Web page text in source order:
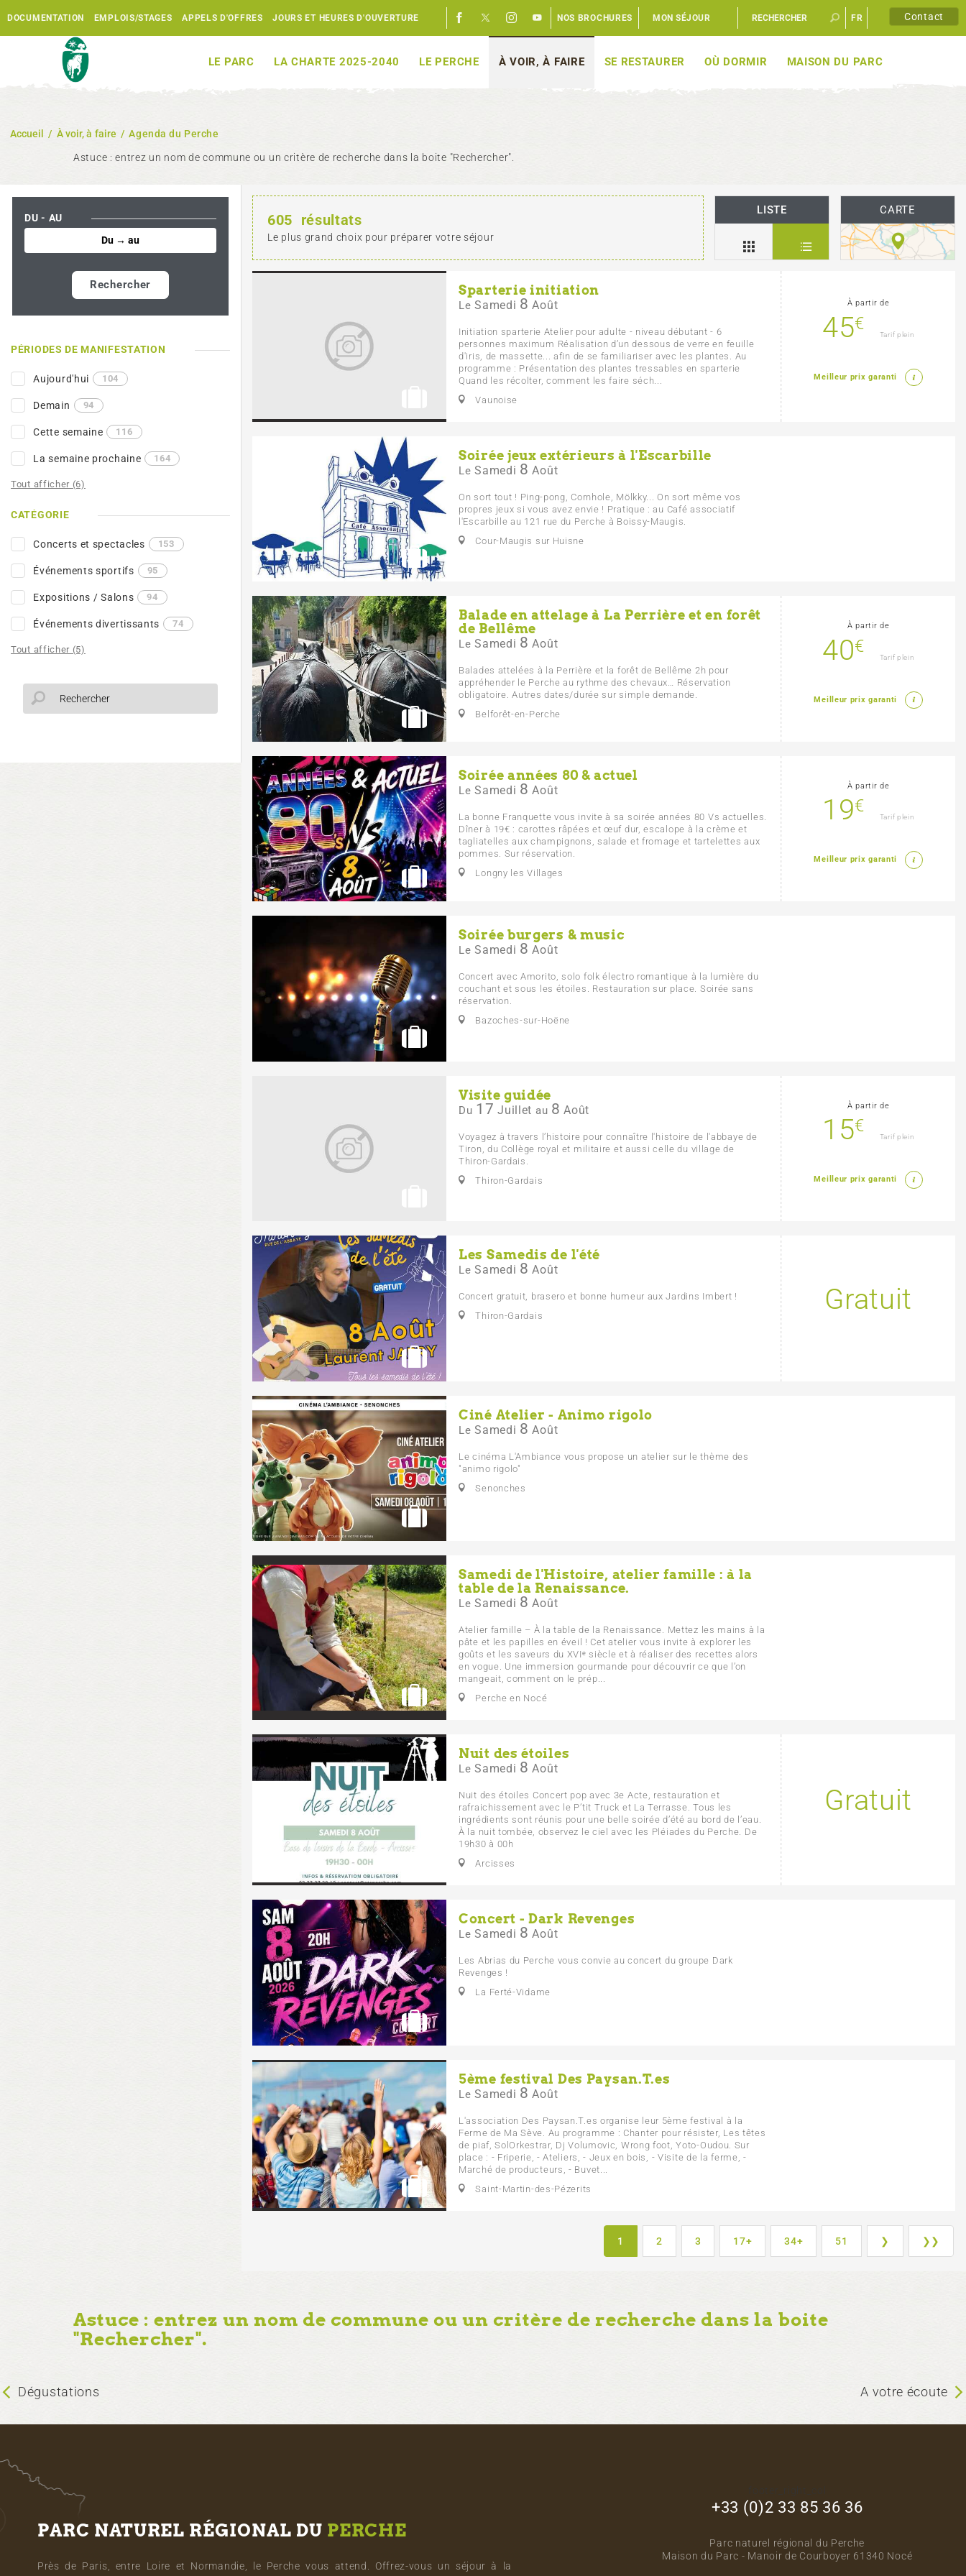
Contact
DOCUMENTATION EMPLOIS/STAGES APPELS D'OFFRES JOURS ET HEURES D'OUVERTURE FR
MON SÉJOUR
NOS BROCHURES
LE PARC LA CHARTE 2025-2040 LE PERCHE À VOIR, À FAIRE SE RESTAURER OÙ DORMIR MAISON DU PARC
Accueil / À voir, à faire / Agenda du Perche
Astuce : entrez un nom de commune ou un critère de recherche dans la boite "Rechercher".
DU - AU
Rechercher
PÉRIODES DE MANIFESTATION
Aujourd'hui 104
Demain 94
Cette semaine 116
La semaine prochaine 164
Tout afficher (6)
CATÉGORIE
Concerts et spectacles 153
Événements sportifs 95
Expositions / Salons 94
Événements divertissants 74
Tout afficher (5)
605 résultats
Le plus grand choix pour préparer votre séjour
LISTE CARTE
Sparterie initiation
Le Samedi 8 Août
Initiation sparterie Atelier pour adulte - niveau débutant - 6
personnes maximum Réalisation d’un dessous de verre en feuille
d'iris, de massette... afin de se familiariser avec les plantes. Au
programme : Présentation des plantes tressables en sparterie
Quand les récolter, comment les faire séch...
Vaunoise
À partir de
45€
Tarif plein
Meilleur prix garanti
Soirée jeux extérieurs à l'Escarbille
Le Samedi 8 Août
On sort tout ! Ping-pong, Cornhole, Mölkky... On sort même vos
propres jeux si vous avez envie ! Pratique : au Café associatif
l'Escarbille au 121 rue du Perche à Boissy-Maugis.
Cour-Maugis sur Huisne
Balade en attelage à La Perrière et en forêt
de Bellême
Le Samedi 8 Août
Balades attelées à la Perrière et la forêt de Bellême 2h pour
appréhender le Perche au rythme des chevaux… Réservation
obligatoire. Autres dates/durée sur simple demande.
Belforêt-en-Perche
À partir de
40€
Tarif plein
Meilleur prix garanti
Soirée années 80 & actuel
Le Samedi 8 Août
La bonne Franquette vous invite à sa soirée années 80 Vs actuelles.
Dîner à 19€ : carottes râpées et œuf dur, escalope à la crème et
tagliatelles aux champignons, salade et fromage et tartelettes aux
pommes. Sur réservation.
Longny les Villages
À partir de
19€
Tarif plein
Meilleur prix garanti
Soirée burgers & music
Le Samedi 8 Août
Concert avec Amorito, solo folk électro romantique à la lumière du
couchant et sous les étoiles. Restauration sur place. Soirée sans
réservation.
Bazoches-sur-Hoëne
Visite guidée
Du 17 Juillet au 8 Août
Voyagez à travers l’histoire pour connaître l'histoire de l'abbaye de
Tiron, du Collège royal et militaire et aussi celle du village de
Thiron-Gardais.
Thiron-Gardais
À partir de
15€
Tarif plein
Meilleur prix garanti
Les Samedis de l'été
Le Samedi 8 Août
Concert gratuit, brasero et bonne humeur aux Jardins Imbert !
Thiron-Gardais
Gratuit
Ciné Atelier - Animo rigolo
Le Samedi 8 Août
Le cinéma L'Ambiance vous propose un atelier sur le thème des
"animo rigolo"
Senonches
Samedi de l'Histoire, atelier famille : à la
table de la Renaissance.
Le Samedi 8 Août
Atelier famille – À la table de la Renaissance. Mettez les mains à la
pâte et les papilles en éveil ! Cet atelier vous invite à explorer les
goûts et les saveurs du XVIᵉ siècle et à réaliser des recettes alors
en vogue. Une immersion gourmande pour découvrir ce que l’on
mangeait, comment on le prép...
Perche en Nocé
Nuit des étoiles
Le Samedi 8 Août
Nuit des étoiles Concert pop avec 3e Acte, restauration et
rafraichissement avec le P’tit Truck et La Terrasse. Tous les
ingrédients sont réunis pour une belle soirée d’été au bord de l’eau.
À la nuit tombée, observez le ciel avec les Pléiades du Perche. De
19h30 à 00h
Arcisses
Gratuit
Concert - Dark Revenges
Le Samedi 8 Août
Les Abrias du Perche vous convie au concert du groupe Dark
Revenges !
La Ferté-Vidame
5ème festival Des Paysan.T.es
Le Samedi 8 Août
L'association Des Paysan.T.es organise leur 5ème festival à la
Ferme de Ma Sève. Au programme : Chanter pour résister, Les têtes
de piaf, SolOrkestrar, Dj Volumovic, Wrong foot, Yoto-Oudou. Sur
place : - Friperie, - Ateliers, - Jeux en bois, - Visite de la ferme, -
Marché de producteurs, - Buvet...
Saint-Martin-des-Pézerits
1 2 3 17+ 34+ 51 ❯ ❯❯
Astuce : entrez un nom de commune ou un critère de recherche dans la boite
"Rechercher".
Dégustations A votre écoute
PARC NATUREL RÉGIONAL DU PERCHE
Près de Paris, entre Loire et Normandie, le Perche vous attend. Offrez-vous un séjour à la
+33 (0)2 33 85 36 36
Parc naturel régional du Perche
Maison du Parc - Manoir de Courboyer 61340 Nocé